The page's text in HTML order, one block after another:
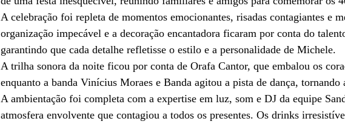
A celebração foi repleta de momentos emocionantes, risadas contagiantes e
organização impecável e a decoração encantadora ficaram por conta do
garantindo que cada detalhe refletisse o estilo e a personalidade de Michele.
A trilha sonora da noite ficou por conta de Orafa Cantor, que embalou os
enquanto a banda Vinícius Moraes e Banda agitou a pista de dança, tornando
A ambientação foi completa com a expertise em luz, som e DJ da equipe
atmosfera envolvente que contagiou a todos os presentes. Os drinks